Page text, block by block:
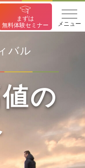
まずは
無料体験セミナー
メニュー
バル
の